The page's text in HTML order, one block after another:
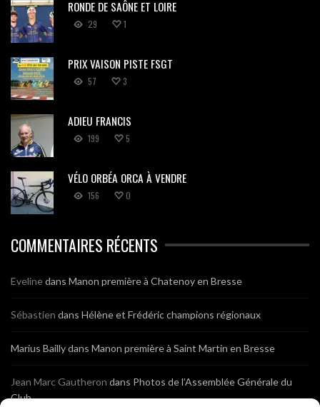
RONDE DE SAÔNE ET LOIRE
29 1
PRIX VAISON PISTE FSGT
57 3
ADIEU FRANCIS
199 5
VÉLO ORBÉA ORCA À VENDRE
156 0
COMMENTAIRES RÉCENTS
Evelinedans Manon première à Chatenoy en Bresse
Sébastien dans Hélène et Frédéric champions régionaux
Marius Baillydans Manon première à Saint Martin en Bresse
Jean Marc Gautheron dans Photos de l’Assemblée Générale du
Club